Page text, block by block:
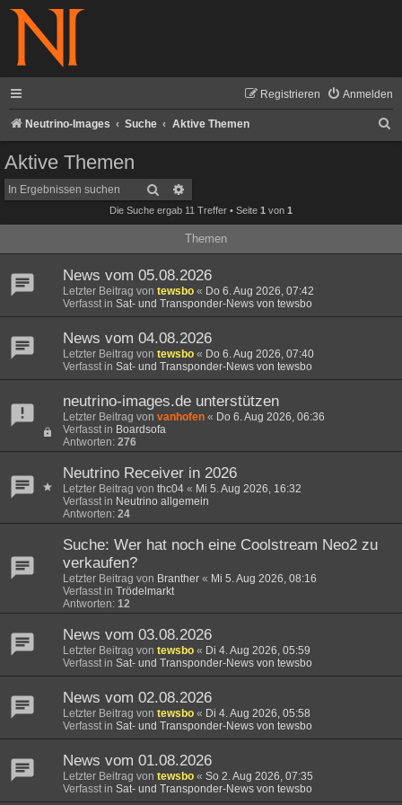
Anmelden
Registrieren
Neutrino-Images Suche Aktive Themen
Aktive Themen
Suche
Die Suche ergab 11 Treffer • Seite 1 von 1
Themen
News vom 05.08.2026
Letzter Beitrag von tewsbo « Do 6. Aug 2026, 07:42
Verfasst in Sat- und Transponder-News von tewsbo
News vom 04.08.2026
Letzter Beitrag von tewsbo « Do 6. Aug 2026, 07:40
Verfasst in Sat- und Transponder-News von tewsbo
neutrino-images.de unterstützen
Letzter Beitrag von vanhofen « Do 6. Aug 2026, 06:36
Verfasst in Boardsofa
Antworten: 276
Neutrino Receiver in 2026
Letzter Beitrag von thc04 « Mi 5. Aug 2026, 16:32
Verfasst in Neutrino allgemein
Antworten: 24
Suche: Wer hat noch eine Coolstream Neo2 zu
verkaufen?
Letzter Beitrag von Branther « Mi 5. Aug 2026, 08:16
Verfasst in Trödelmarkt
Antworten: 12
News vom 03.08.2026
Letzter Beitrag von tewsbo « Di 4. Aug 2026, 05:59
Verfasst in Sat- und Transponder-News von tewsbo
News vom 02.08.2026
Letzter Beitrag von tewsbo « Di 4. Aug 2026, 05:58
Verfasst in Sat- und Transponder-News von tewsbo
News vom 01.08.2026
Letzter Beitrag von tewsbo « So 2. Aug 2026, 07:35
Verfasst in Sat- und Transponder-News von tewsbo